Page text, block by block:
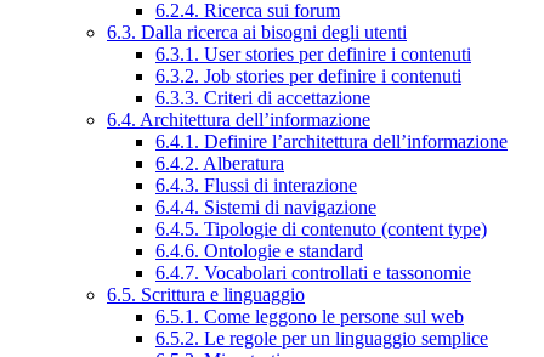
6.2.4. Ricerca sui forum
6.3. Dalla ricerca ai bisogni degli utenti
6.3.1. User stories per definire i contenuti
6.3.2. Job stories per definire i contenuti
6.3.3. Criteri di accettazione
6.4. Architettura dell’informazione
6.4.1. Definire l’architettura dell’informazione
6.4.2. Alberatura
6.4.3. Flussi di interazione
6.4.4. Sistemi di navigazione
6.4.5. Tipologie di contenuto (content type)
6.4.6. Ontologie e standard
6.4.7. Vocabolari controllati e tassonomie
6.5. Scrittura e linguaggio
6.5.1. Come leggono le persone sul web
6.5.2. Le regole per un linguaggio semplice